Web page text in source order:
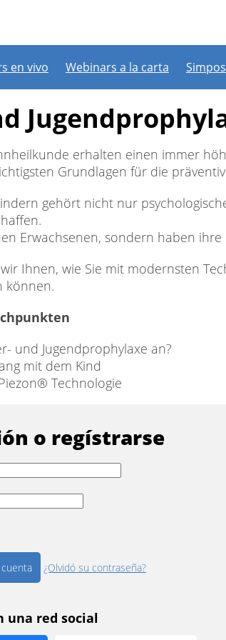
en vivo Webinars a la carta
Para participar en un webinar
erhalten einen immer
Grundlagen für die
gehört nicht nur
Erwachsenen, sondern haben
Ihnen, wie Sie mit modernsten
können.
und Jugendprophylaxe an?
mit dem Kind
Technologie
o regístrarse
¿Olvidó su contraseña?
una red social